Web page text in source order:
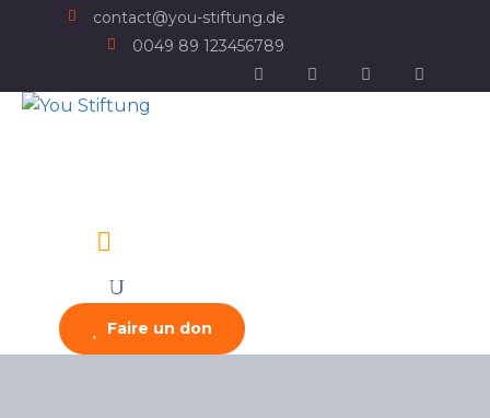
contact@you-stiftung.de
0049 89 123456789
Faire un don